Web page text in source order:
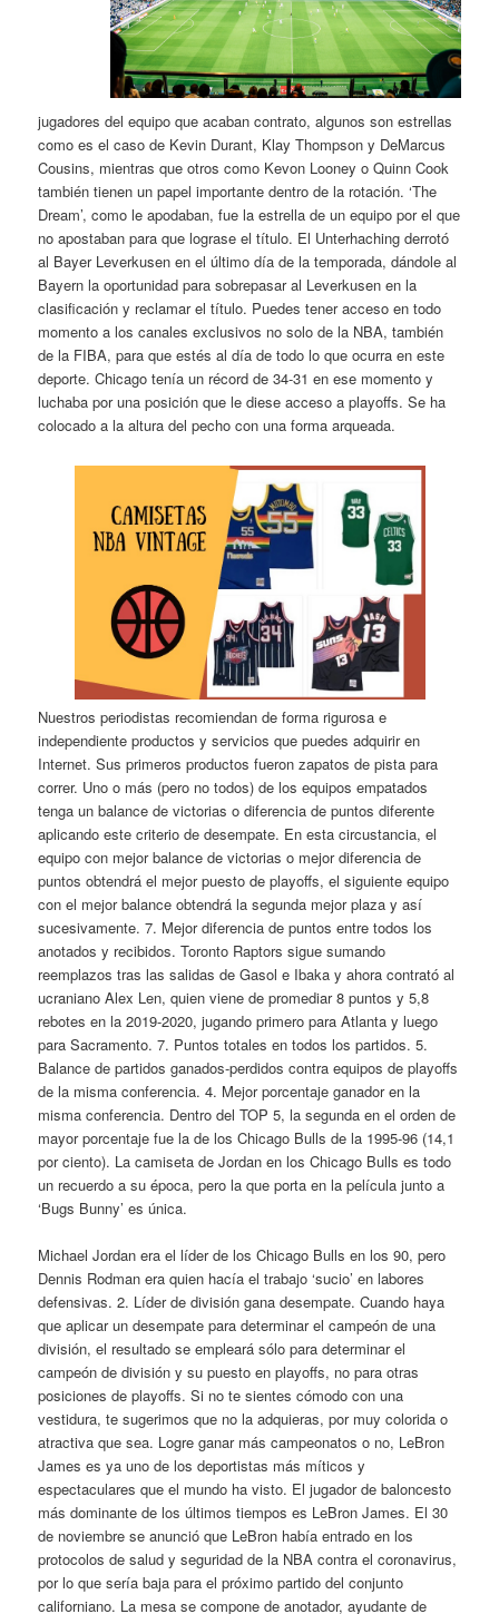
jugadores del equipo que acaban contrato, algunos son estrellas
como es el caso de Kevin Durant, Klay Thompson y DeMarcus
Cousins, mientras que otros como Kevon Looney o Quinn Cook
también tienen un papel importante dentro de la rotación. ‘The
Dream’, como le apodaban, fue la estrella de un equipo por el que
no apostaban para que lograse el título. El Unterhaching derrotó
al Bayer Leverkusen en el último día de la temporada, dándole al
Bayern la oportunidad para sobrepasar al Leverkusen en la
clasificación y reclamar el título. Puedes tener acceso en todo
momento a los canales exclusivos no solo de la NBA, también
de la FIBA, para que estés al día de todo lo que ocurra en este
deporte. Chicago tenía un récord de 34-31 en ese momento y
luchaba por una posición que le diese acceso a playoffs. Se ha
colocado a la altura del pecho con una forma arqueada.
Nuestros periodistas recomiendan de forma rigurosa e
independiente productos y servicios que puedes adquirir en
Internet. Sus primeros productos fueron zapatos de pista para
correr. Uno o más (pero no todos) de los equipos empatados
tenga un balance de victorias o diferencia de puntos diferente
aplicando este criterio de desempate. En esta circustancia, el
equipo con mejor balance de victorias o mejor diferencia de
puntos obtendrá el mejor puesto de playoffs, el siguiente equipo
con el mejor balance obtendrá la segunda mejor plaza y así
sucesivamente. 7. Mejor diferencia de puntos entre todos los
anotados y recibidos. Toronto Raptors sigue sumando
reemplazos tras las salidas de Gasol e Ibaka y ahora contrató al
ucraniano Alex Len, quien viene de promediar 8 puntos y 5,8
rebotes en la 2019-2020, jugando primero para Atlanta y luego
para Sacramento. 7. Puntos totales en todos los partidos. 5.
Balance de partidos ganados-perdidos contra equipos de playoffs
de la misma conferencia. 4. Mejor porcentaje ganador en la
misma conferencia. Dentro del TOP 5, la segunda en el orden de
mayor porcentaje fue la de los Chicago Bulls de la 1995-96 (14,1
por ciento). La camiseta de Jordan en los Chicago Bulls es todo
un recuerdo a su época, pero la que porta en la película junto a
‘Bugs Bunny’ es única.
Michael Jordan era el líder de los Chicago Bulls en los 90, pero
Dennis Rodman era quien hacía el trabajo ‘sucio’ en labores
defensivas. 2. Líder de división gana desempate. Cuando haya
que aplicar un desempate para determinar el campeón de una
división, el resultado se empleará sólo para determinar el
campeón de división y su puesto en playoffs, no para otras
posiciones de playoffs. Si no te sientes cómodo con una
vestidura, te sugerimos que no la adquieras, por muy colorida o
atractiva que sea. Logre ganar más campeonatos o no, LeBron
James es ya uno de los deportistas más míticos y
espectaculares que el mundo ha visto. El jugador de baloncesto
más dominante de los últimos tiempos es LeBron James. El 30
de noviembre se anunció que LeBron había entrado en los
protocolos de salud y seguridad de la NBA contra el coronavirus,
por lo que sería baja para el próximo partido del conjunto
californiano. La mesa se compone de anotador, ayudante de